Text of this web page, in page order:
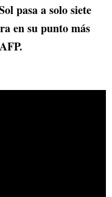
pasa a solo siete
en su punto más